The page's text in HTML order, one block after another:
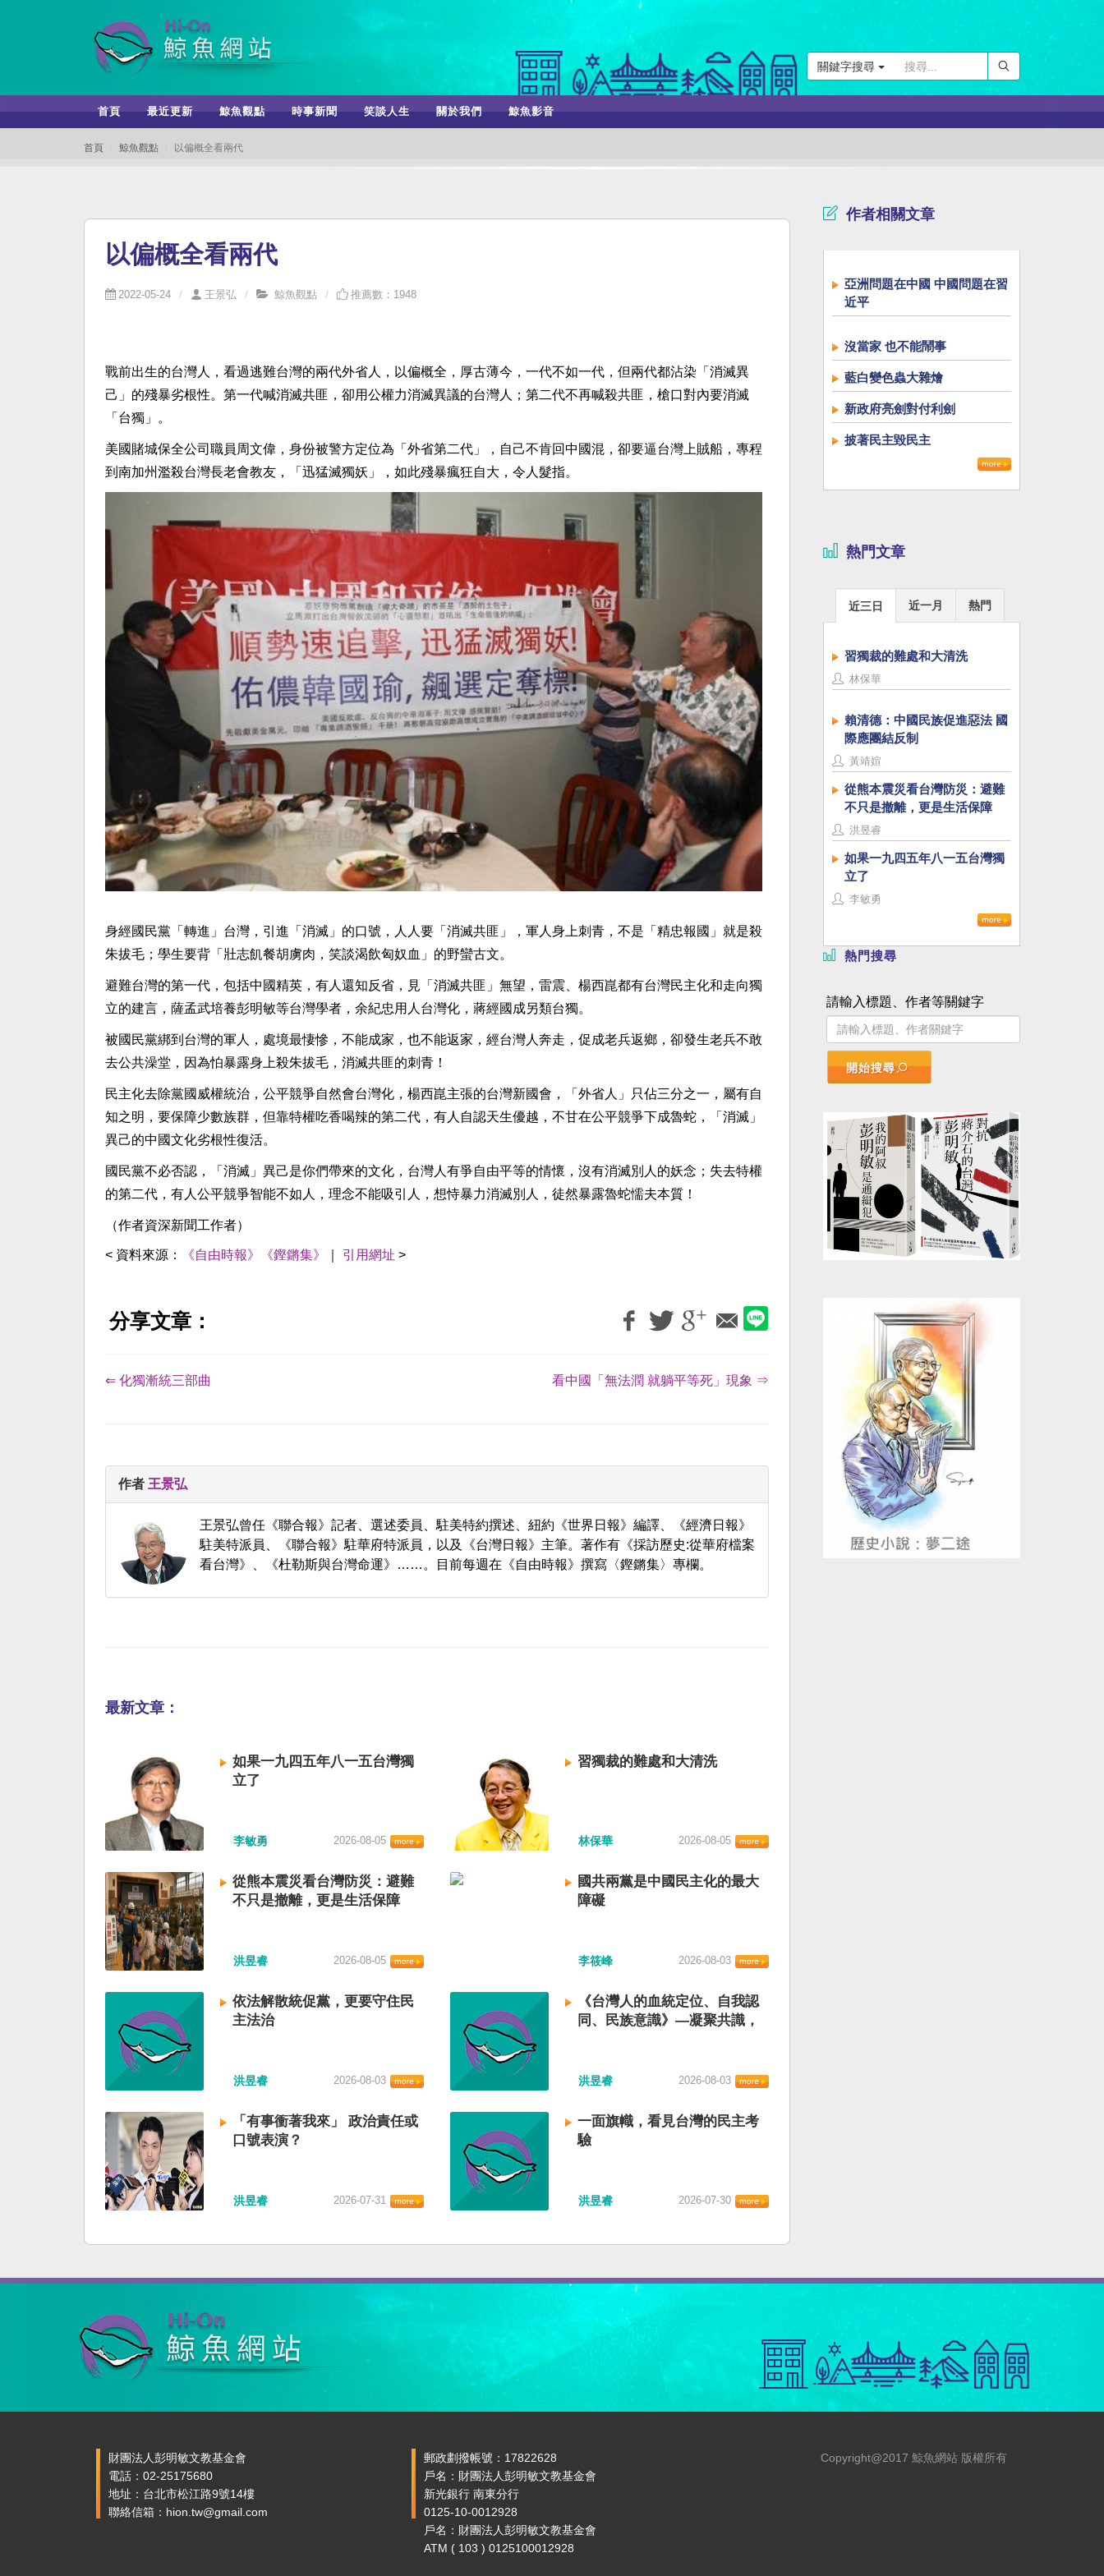
關鍵字搜尋
首頁 最近更新 鯨魚觀點 時事新聞 笑談人生 關於我們 鯨魚影音
首頁 鯨魚觀點 以偏概全看兩代
以偏概全看兩代
2022-05-24 王景弘 鯨魚觀點 推薦數：1948
戰前出生的台灣人，看過逃難台灣的兩代外省人，以偏概全，厚古薄今，一代不如一代，但兩代都沾染「消滅異
己」的殘暴劣根性。第一代喊消滅共匪，卻用公權力消滅異議的台灣人；第二代不再喊殺共匪，槍口對內要消滅
「台獨」。
美國賭城保全公司職員周文偉，身份被警方定位為「外省第二代」，自己不肯回中國混，卻要逼台灣上賊船，專程
到南加州濫殺台灣長老會教友，「迅猛滅獨妖」，如此殘暴瘋狂自大，令人髮指。
身經國民黨「轉進」台灣，引進「消滅」的口號，人人要「消滅共匪」，軍人身上刺青，不是「精忠報國」就是殺
朱拔毛；學生要背「壯志飢餐胡虜肉，笑談渴飲匈奴血」的野蠻古文。
避難台灣的第一代，包括中國精英，有人還知反省，見「消滅共匪」無望，雷震、楊西崑都有台灣民主化和走向獨
立的建言，薩孟武培養彭明敏等台灣學者，余紀忠用人台灣化，蔣經國成另類台獨。
被國民黨綁到台灣的軍人，處境最悽慘，不能成家，也不能返家，經台灣人奔走，促成老兵返鄉，卻發生老兵不敢
去公共澡堂，因為怕暴露身上殺朱拔毛，消滅共匪的刺青！
民主化去除黨國威權統治，公平競爭自然會台灣化，楊西崑主張的台灣新國會，「外省人」只佔三分之一，屬有自
知之明，要保障少數族群，但靠特權吃香喝辣的第二代，有人自認天生優越，不甘在公平競爭下成魯蛇，「消滅」
異己的中國文化劣根性復活。
國民黨不必否認，「消滅」異己是你們帶來的文化，台灣人有爭自由平等的情懷，沒有消滅別人的妖念；失去特權
的第二代，有人公平競爭智能不如人，理念不能吸引人，想恃暴力消滅別人，徒然暴露魯蛇懦夫本質！
（作者資深新聞工作者）
< 資料來源： 《自由時報》《鏗鏘集》 引用網址 >
分享文章：
⇐ 化獨漸統三部曲 看中國「無法潤 就躺平等死」現象 ⇒
作者 王景弘
王景弘曾任《聯合報》記者、選述委員、駐美特約撰述、紐約《世界日報》編譯、《經濟日報》
駐美特派員、《聯合報》駐華府特派員，以及《台灣日報》主筆。著作有《採訪歷史:從華府檔案
看台灣》、《杜勒斯與台灣命運》……。目前每週在《自由時報》撰寫〈鏗鏘集〉專欄。
最新文章：
如果一九四五年八一五台灣獨
立了
李敏勇 2026-08-05
習獨裁的難處和大清洗
林保華 2026-08-05
從熊本震災看台灣防災：避難
不只是撤離，更是生活保障
洪昱睿 2026-08-05
國共兩黨是中國民主化的最大
障礙
李筱峰 2026-08-03
依法解散統促黨，更要守住民
主法治
洪昱睿 2026-08-03
《台灣人的血統定位、自我認
同、民族意識》—凝聚共識，
洪昱睿 2026-08-03
「有事衝著我來」 政治責任或
口號表演？
洪昱睿 2026-07-31
一面旗幟，看見台灣的民主考
驗
洪昱睿 2026-07-30
作者相關文章
亞洲問題在中國 中國問題在習
近平
沒當家 也不能鬧事
藍白變色蟲大雜燴
新政府亮劍對付利劍
披著民主毀民主
熱門文章
近三日 近一月 熱門
習獨裁的難處和大清洗
林保華
賴清德：中國民族促進惡法 國
際應團結反制
黃靖媗
從熊本震災看台灣防災：避難
不只是撤離，更是生活保障
洪昱睿
如果一九四五年八一五台灣獨
立了
李敏勇
熱門搜尋
請輸入標題、作者等關鍵字
開始搜尋
財團法人彭明敏文教基金會
電話：02-25175680
地址：台北市松江路9號14樓
聯絡信箱：hion.tw@gmail.com
郵政劃撥帳號：17822628
戶名：財團法人彭明敏文教基金會
新光銀行 南東分行
0125-10-0012928
戶名：財團法人彭明敏文教基金會
ATM ( 103 ) 0125100012928
Copyright@2017 鯨魚網站 版權所有